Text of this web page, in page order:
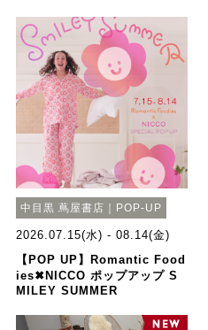
中目黒 蔦屋書店｜POP-UP
2026.07.15(水) - 08.14(金)
【POP UP】Romantic Food
ies✖NICCO ポップアップ S
MILEY SUMMER